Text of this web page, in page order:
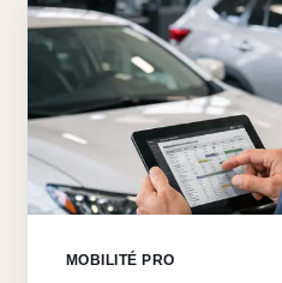
MOBILITÉ PRO